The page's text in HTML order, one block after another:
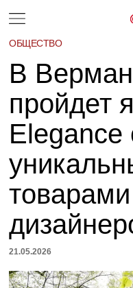
ОБЩЕСТВО
В
пройдет
Elegance
21.05.2026